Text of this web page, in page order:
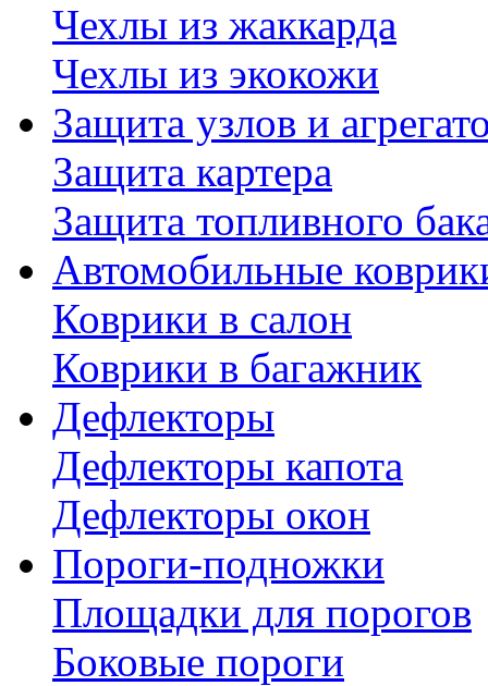
Чехлы из жаккарда
Чехлы из экокожи
Защита узлов и
Защита картера
Защита топливного
Автомобильные
Коврики в салон
Коврики в багажник
Дефлекторы
Дефлекторы капота
Дефлекторы окон
Пороги-подножки
Площадки для порогов
Боковые пороги